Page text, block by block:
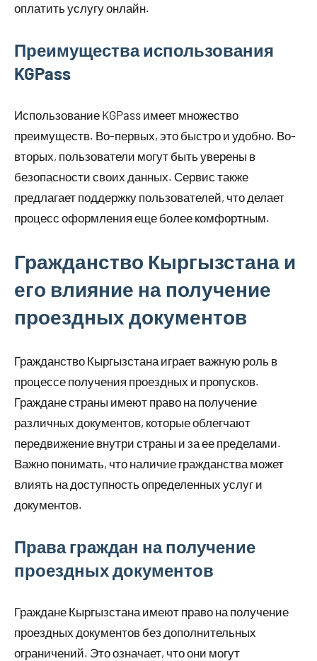
оплатить услугу онлайн.
Преимущества использования
KGPass
Использование KGPass имеет множество
преимуществ. Во-первых, это быстро и удобно. Во-
вторых, пользователи могут быть уверены в
безопасности своих данных. Сервис также
предлагает поддержку пользователей, что делает
процесс оформления еще более комфортным.
Гражданство Кыргызстана и
его влияние на получение
проездных документов
Гражданство Кыргызстана играет важную роль в
процессе получения проездных и пропусков.
Граждане страны имеют право на получение
различных документов, которые облегчают
передвижение внутри страны и за ее пределами.
Важно понимать, что наличие гражданства может
влиять на доступность определенных услуг и
документов.
Права граждан на получение
проездных документов
Граждане Кыргызстана имеют право на получение
проездных документов без дополнительных
ограничений. Это означает, что они могут